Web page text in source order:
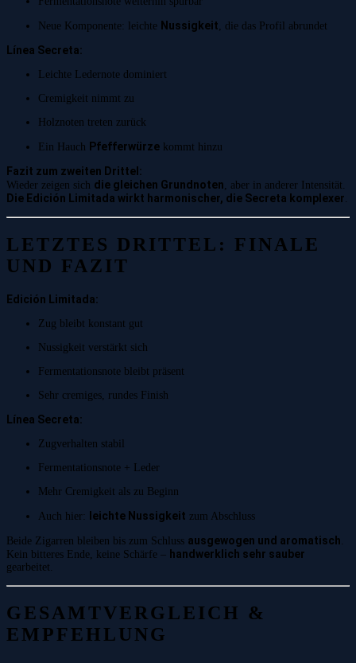
Neue Komponente: leichte Nussigkeit, die das Profil abrundet
Línea Secreta:
Leichte Ledernote dominiert
Cremigkeit nimmt zu
Holznoten treten zurück
Ein Hauch Pfefferwürze kommt hinzu
Fazit zum zweiten Drittel:
Wieder zeigen sich die gleichen Grundnoten, aber in anderer Intensität.
Die Edición Limitada wirkt harmonischer, die Secreta komplexer.
LETZTES DRITTEL: FINALE
UND FAZIT
Edición Limitada:
Zug bleibt konstant gut
Nussigkeit verstärkt sich
Fermentationsnote bleibt präsent
Sehr cremiges, rundes Finish
Línea Secreta:
Zugverhalten stabil
Fermentationsnote + Leder
Mehr Cremigkeit als zu Beginn
Auch hier: leichte Nussigkeit zum Abschluss
Beide Zigarren bleiben bis zum Schluss ausgewogen und aromatisch.
Kein bitteres Ende, keine Schärfe – handwerklich sehr sauber
gearbeitet.
GESAMTVERGLEICH &
EMPFEHLUNG